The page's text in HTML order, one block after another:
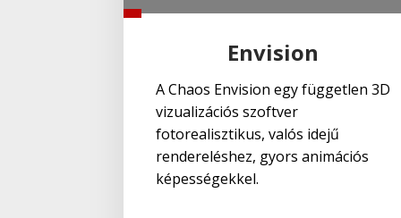
Envision
A Chaos Envision egy független 3D
vizualizációs szoftver
fotorealisztikus, valós idejű
rendereléshez, gyors animációs
képességekkel.